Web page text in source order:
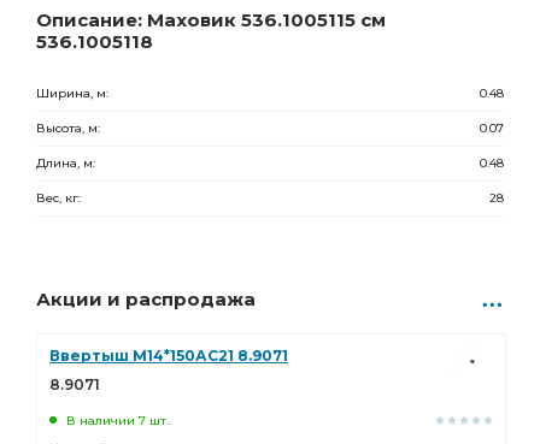
По запросу
Описание: Маховик 536.1005115 см
536.1005118
Ширина, м: 0.48
Высота, м: 0.07
Длина, м: 0.48
Вес, кг: 28
Акции и распродажа
Ввертыш М14*150АС21 8.9071
8.9071
В наличии 7 шт.